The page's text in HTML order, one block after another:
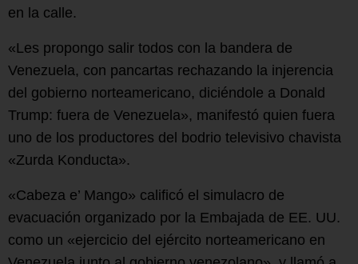
en la calle.
«Les propongo salir todos con la bandera de
Venezuela, con pancartas rechazando la injerencia
del gobierno norteamericano, diciéndole a Donald
Trump: fuera de Venezuela», manifestó quien fuera
uno de los productores del bodrio televisivo chavista
«Zurda Konducta».
«Cabeza e’ Mango» calificó el simulacro de
evacuación organizado por la Embajada de EE. UU.
como un «ejercicio del ejército norteamericano en